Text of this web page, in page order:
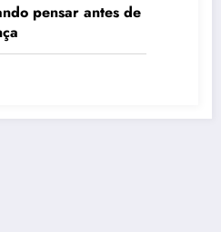
pensar antes de